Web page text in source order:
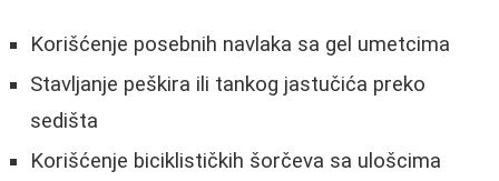
Korišćenje posebnih navlaka sa gel umetcima
Stavljanje peškira ili tankog jastučića preko
sedišta
Korišćenje biciklističkih šorčeva sa ulošcima